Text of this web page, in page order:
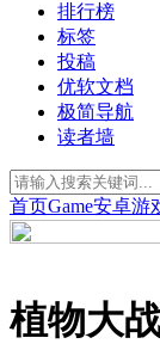
排行榜
标签
投稿
优软文档
极简导航
读者墙
首页Game安卓游
植物大